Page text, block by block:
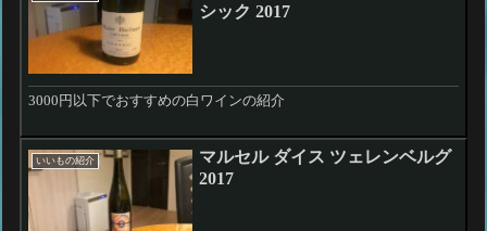
シック 2017
3000円以下でおすすめの白ワインの紹介
いいもの紹介
マルセル ダイス ツェレンベルグ
2017